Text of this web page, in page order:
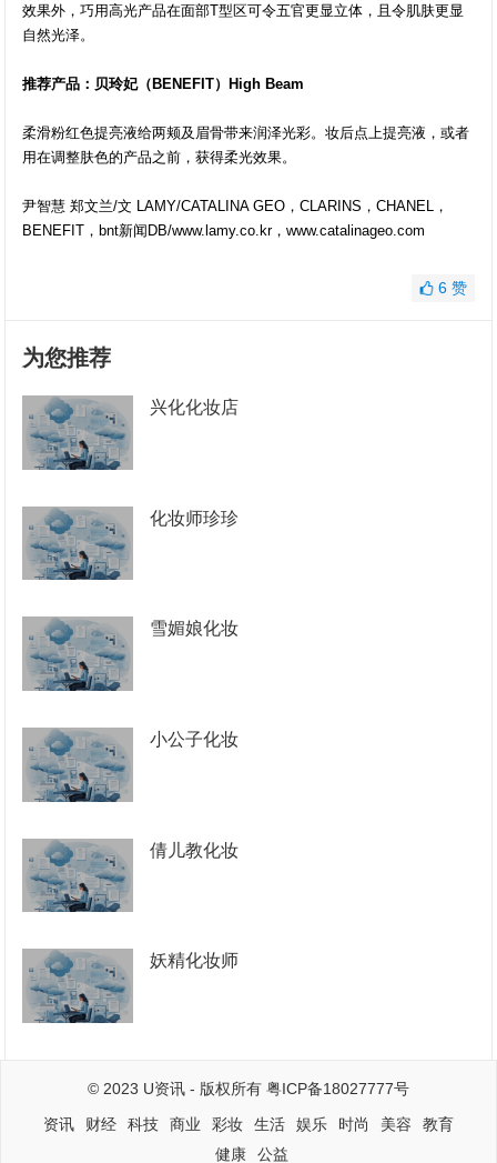
效果外，巧用高光产品在面部T型区可令五官更显立体，且令肌肤更显
自然光泽。
推荐产品：贝玲妃（BENEFIT）High Beam
柔滑粉红色提亮液给两颊及眉骨带来润泽光彩。妆后点上提亮液，或者
用在调整肤色的产品之前，获得柔光效果。
尹智慧 郑文兰/文 LAMY/CATALINA GEO，CLARINS，CHANEL，
BENEFIT，bnt新闻DB/www.lamy.co.kr，www.catalinageo.com
6 赞
为您推荐
兴化化妆店
化妆师珍珍
雪媚娘化妆
小公子化妆
倩儿教化妆
妖精化妆师
© 2023 U资讯 - 版权所有 粤ICP备18027777号
资讯
财经 科技 商业 彩妆 生活 娱乐 时尚 美容
教育
健康
公益